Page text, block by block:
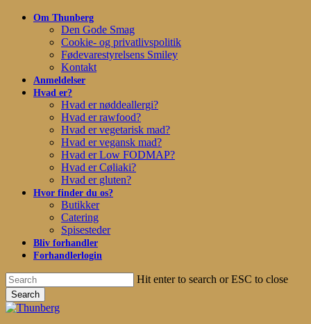
Skip
Om Thunberg
Den Gode Smag
Cookie- og privatlivspolitik
Fødevarestyrelsens Smiley
Kontakt
Anmeldelser
Hvad er?
Hvad er nøddeallergi?
Hvad er rawfood?
Hvad er vegetarisk mad?
Hvad er vegansk mad?
Hvad er Low FODMAP?
Hvad er Cøliaki?
Hvad er gluten?
Hvor finder du os?
Butikker
Catering
Spisesteder
Bliv forhandler
Forhandlerlogin
Hit enter to search or ESC to close
Search
Close